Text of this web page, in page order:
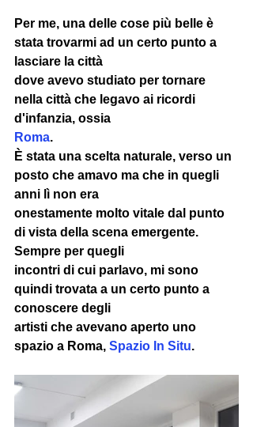
Per me, una delle cose più belle è
stata trovarmi ad un certo punto a
lasciare la città
dove avevo studiato per tornare
nella città che legavo ai ricordi
d'infanzia, ossia
Roma.
È stata una scelta naturale, verso un
posto che amavo ma che in quegli
anni lì non era
onestamente molto vitale dal punto
di vista della scena emergente.
Sempre per quegli
incontri di cui parlavo, mi sono
quindi trovata a un certo punto a
conoscere degli
artisti che avevano aperto uno
spazio a Roma, Spazio In Situ.